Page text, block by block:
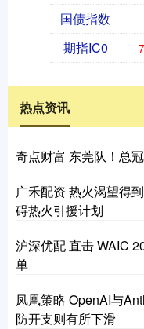
国债指数
期指IC0
热点资讯
奇点财富 东莞队！总
广禾配资 热火渴望得
碍热火引援计划
沪深优配 直击 WAIC
单
凤凰策略 OpenAI与
防开支则有所下滑